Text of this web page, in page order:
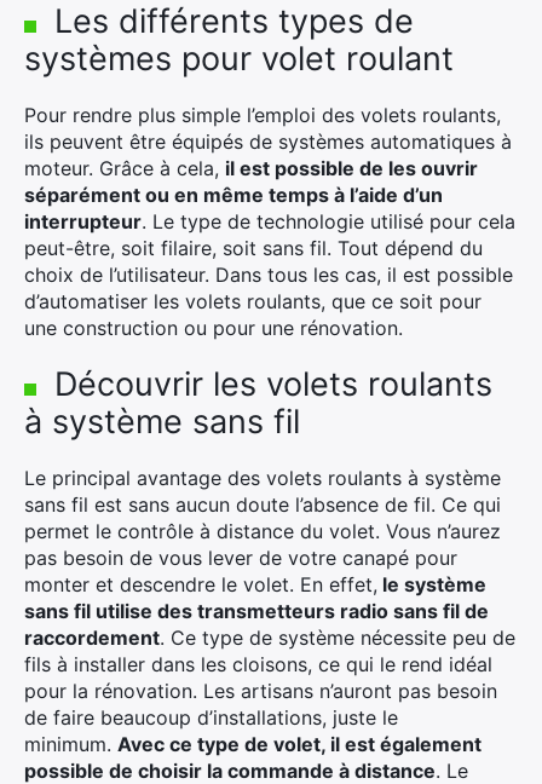
Les différents types de
systèmes pour volet roulant
Pour rendre plus simple l’emploi des volets roulants,
ils peuvent être équipés de systèmes automatiques à
moteur. Grâce à cela, il est possible de les ouvrir
séparément ou en même temps à l’aide d’un
interrupteur. Le type de technologie utilisé pour cela
peut-être, soit filaire, soit sans fil. Tout dépend du
choix de l’utilisateur. Dans tous les cas, il est possible
d’automatiser les volets roulants, que ce soit pour
une construction ou pour une rénovation.
Découvrir les volets roulants
à système sans fil
Le principal avantage des volets roulants à système
sans fil est sans aucun doute l’absence de fil. Ce qui
permet le contrôle à distance du volet. Vous n’aurez
pas besoin de vous lever de votre canapé pour
monter et descendre le volet. En effet, le système
sans fil utilise des transmetteurs radio sans fil de
raccordement. Ce type de système nécessite peu de
fils à installer dans les cloisons, ce qui le rend idéal
pour la rénovation. Les artisans n’auront pas besoin
de faire beaucoup d’installations, juste le
minimum. Avec ce type de volet, il est également
possible de choisir la commande à distance. Le